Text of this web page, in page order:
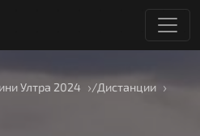
Ултра 2024
Дистанции